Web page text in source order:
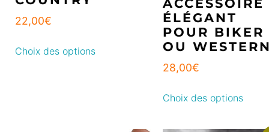
22,00€
Choix des options
ACCESSOIRE
ÉLÉGANT
POUR BIKER
OU
28,00€
Choix des options